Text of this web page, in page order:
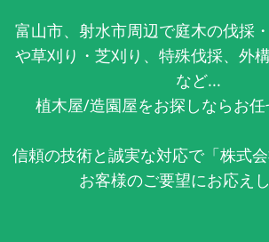
富山市、射水市周辺で庭木の伐採
や草刈り・芝刈り、特殊伐採、外
など...
植木屋/造園屋をお探しならお任
信頼の技術と誠実な対応で「株式
お客様のご要望にお応えし